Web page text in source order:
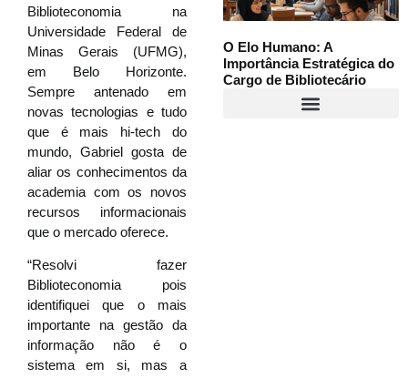
Biblioteconomia na
Universidade Federal de
Minas Gerais (UFMG),
em Belo Horizonte.
Sempre antenado em
novas tecnologias e tudo
que é mais hi-tech do
mundo, Gabriel gosta de
aliar os conhecimentos da
academia com os novos
recursos informacionais
que o mercado oferece.
“Resolvi fazer
Biblioteconomia pois
identifiquei que o mais
importante na gestão da
informação não é o
sistema em si, mas a
O Elo Humano: A
Importância Estratégica do
Cargo de Bibliotecário